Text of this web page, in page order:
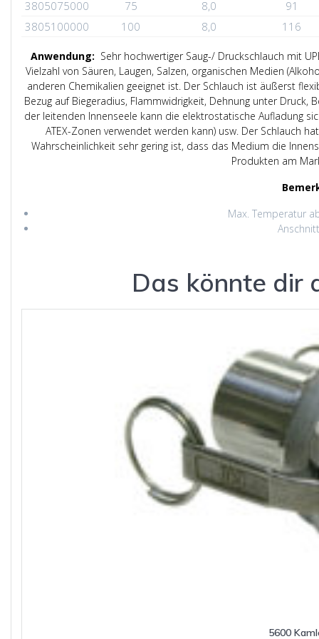
3805075000
75 8,0
91
3805100000
100 8,0 116
Anwendung: Sehr hochwertiger Saug-/ Druckschlauch mit
Vielzahl von Säuren, Laugen, Salzen, organischen Medien
anderen Chemikalien geeignet ist. Der Schlauch ist äußerst
Bezug auf Biegeradius, Flammwidrigkeit, Dehnung unter
der leitenden Innenseele kann die elektrostatische Aufladung
ATEX-Zonen verwendet werden kann) usw. Der Schlauch
Wahrscheinlichkeit sehr gering ist, dass das Medium die
Produkten am
Max. Temperatur
Das könnte dir
5600